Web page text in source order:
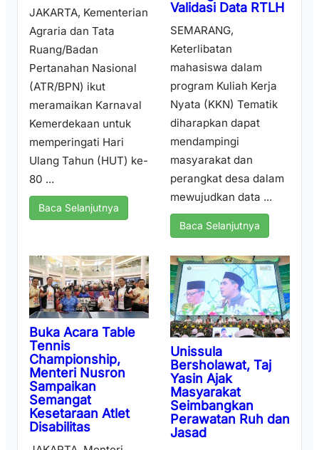
JAKARTA, Kementerian
Agraria dan Tata
Ruang/Badan
Pertanahan Nasional
(ATR/BPN) ikut
meramaikan Karnaval
Kemerdekaan untuk
memperingati Hari
Ulang Tahun (HUT) ke-
80 ...
Baca Selanjutnya
Validasi Data RTLH
SEMARANG,
Keterlibatan
mahasiswa dalam
program Kuliah Kerja
Nyata (KKN) Tematik
diharapkan dapat
mendampingi
masyarakat dan
perangkat desa dalam
mewujudkan data ...
Baca Selanjutnya
Buka Acara Table
Tennis
Championship,
Menteri Nusron
Sampaikan
Semangat
Kesetaraan Atlet
Disabilitas
Unissula
Bersholawat, Taj
Yasin Ajak
Masyarakat
Seimbangkan
Perawatan Ruh dan
Jasad